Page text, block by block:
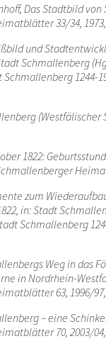
Das Stadtbild
33/34, 1973,
und
Schmallenberg
1244-
(Westfälischer
1822:
zum
in: Stadt
Schmallenberg
Weg in das
in Nordrhein-
63, 1996/97,
– eine
70, 2003/04,